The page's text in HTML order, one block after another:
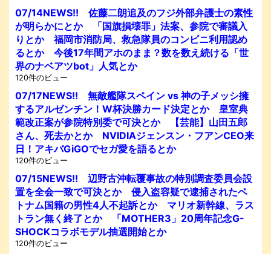
07/14NEWS!! 佐藤二朗追及のフジ外部弁護士の素性
が明らかにとか 「国旗損壊罪」法案、参院で審議入
りとか 福岡市消防局、救急隊員のコンビニ利用認め
るとか 今後17年間アホのまま？数を数え続ける「世
界のナベアツbot」人気とか
120件のビュー
07/17NEWS!! 無敵艦隊スペイン vs 神の子メッシ擁
するアルゼンチン！W杯決勝カード決定とか 皇室典
範改正案が参院特別委で可決とか 【芸能】山田五郎
さん、死去かとか NVIDIAジェンスン・フアンCEO来
日！アキバGiGOでセガ愛を語るとか
120件のビュー
07/15NEWS!! 辺野古沖転覆事故の特別調査委員会設
置を全会一致で可決とか 侵入盗容疑で逮捕されたベ
トナム国籍の男性4人不起訴とか マリオ新幹線、ラス
トラン無く終了とか 「MOTHER3」20周年記念G-
SHOCKコラボモデル抽選開始とか
120件のビュー